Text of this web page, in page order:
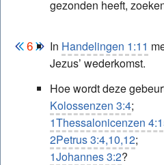
gezonden heeft,
In Handelingen 1:11
Jezus’ wederkomst.
Hoe wordt deze
Kolossenzen 3:4;
1Thessalonicenzen
2Petrus 3:4,10,12;
1Johannes 3:2?